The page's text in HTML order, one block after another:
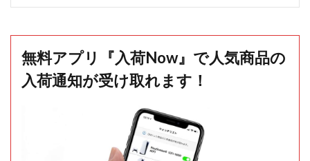
無料アプリ『入荷Now』で人気商品の
入荷通知が受け取れます！